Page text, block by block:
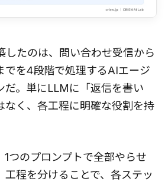
したのは、問い合わせ受信から
でを4段階で処理するAIエージ
だ。単にLLMに「返信を書い
なく、各工程に明確な役割を持
1つのプロンプトで全部やらせ
工程を分けることで、各ステッ